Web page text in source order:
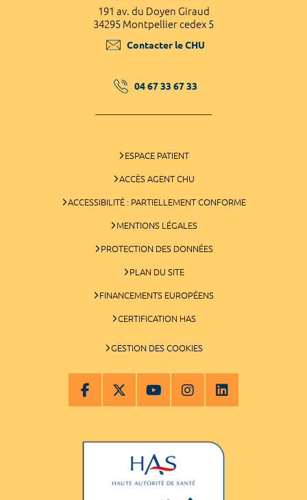
191 av. du Doyen Giraud
34295 Montpellier cedex 5
Contacter le CHU
04 67 33 67 33
ESPACE PATIENT
ACCÈS AGENT CHU
ACCESSIBILITÉ : PARTIELLEMENT CONFORME
MENTIONS LÉGALES
PROTECTION DES DONNÉES
PLAN DU SITE
FINANCEMENTS EUROPÉENS
CERTIFICATION HAS
GESTION DES COOKIES